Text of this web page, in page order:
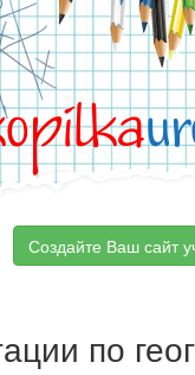
Создайте Ваш сайт
по